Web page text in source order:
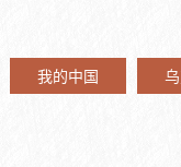
我的中国